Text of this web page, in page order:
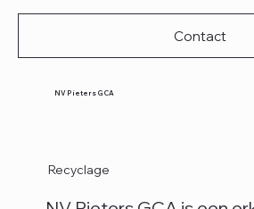
Contact
NV Pieters GCA
Recyclage